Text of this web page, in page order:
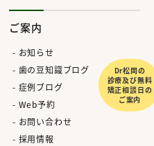
ご案内
お知らせ
歯の豆知識ブログ
症例ブログ
Web予約
お問い合わせ
採用情報
Dr松岡の
診療及び無料
矯正相談日の
ご案内